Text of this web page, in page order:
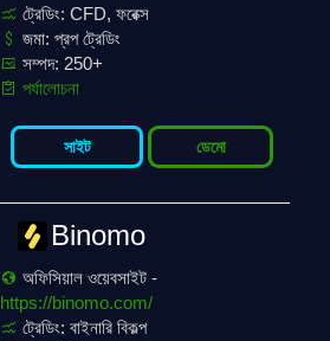
ট্রেডিং: CFD, ফরেক্স
জমা: প্রপ ট্রেডিং
সম্পদ: 250+
পর্যালোচনা
সাইট ডেমো
Binomo
অফিসিয়াল ওয়েবসাইট -
https://binomo.com/
ট্রেডিং: বাইনারি বিকল্প